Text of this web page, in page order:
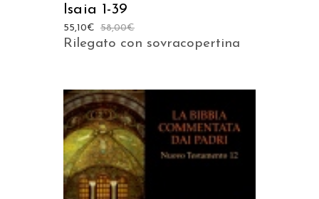
Isaia 1-39
58,00€
55,10€
Rilegato con sovracopertina